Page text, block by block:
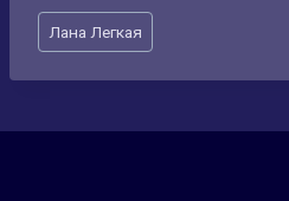
Метки
записи:
Лана Легкая